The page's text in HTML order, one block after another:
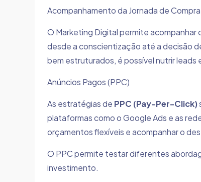
Acompanhamento da Jornada de Compra
O Marketing Digital permite acompanhar
desde a conscientização até a decisão
bem estruturados, é possível nutrir leads
Anúncios Pagos (PPC)
As estratégias de PPC (Pay-Per-Click)
plataformas como o Google Ads e as
orçamentos flexíveis e acompanhar o
O PPC permite testar diferentes
investimento.